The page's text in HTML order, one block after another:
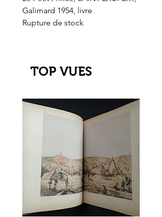
Galimard 1954, livre
Rupture de stock
TOP VUES